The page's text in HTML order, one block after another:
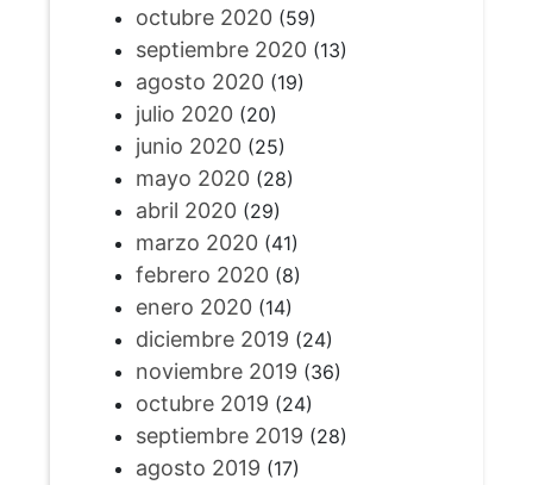
octubre 2020(59)
septiembre 2020(13)
agosto 2020(19)
julio 2020(20)
junio 2020(25)
mayo 2020(28)
abril 2020(29)
marzo 2020(41)
febrero 2020(8)
enero 2020(14)
diciembre 2019 (24)
noviembre 2019 (36)
octubre 2019 (24)
septiembre 2019 (28)
agosto 2019 (17)